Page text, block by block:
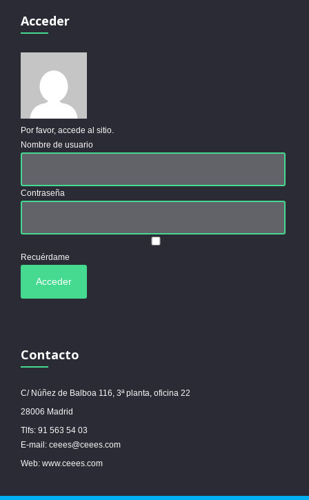
Acceder
Por favor, accede al sitio.
Nombre de usuario
Contraseña
Recuérdame
Contacto
C/ Núñez de Balboa 116, 3ª planta, oficina 22
28006 Madrid
Tlfs: 91 563 54 03
E-mail: ceees@ceees.com
Web: www.ceees.com